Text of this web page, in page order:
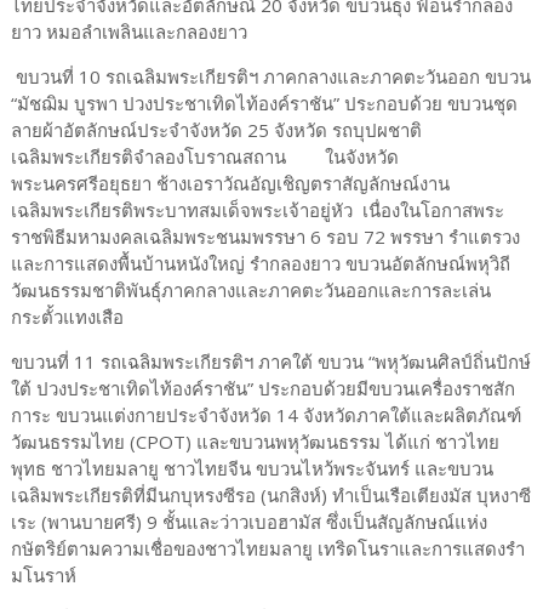
ยาว หมอลำเพลินและกลองยาว
ขบวนที่ 10 รถเฉลิมพระเกียรติฯ ภาคกลางและภาคตะวันออก ขบวน
“มัชฌิม บูรพา ปวงประชาเทิดไท้องค์ราชัน” ประกอบด้วย ขบวนชุด
ลายผ้าอัตลักษณ์ประจำจังหวัด 25 จังหวัด รถบุปผชาติ
เฉลิมพระเกียรติจำลองโบราณสถาน ในจังหวัด
พระนครศรีอยุธยา ช้างเอราวัณอัญเชิญตราสัญลักษณ์งาน
เฉลิมพระเกียรติพระบาทสมเด็จพระเจ้าอยู่หัว เนื่องในโอกาสพระ
ราชพิธีมหามงคลเฉลิมพระชนมพรรษา 6 รอบ 72 พรรษา รำแตรวง
และการแสดงพื้นบ้านหนังใหญ่ รำกลองยาว ขบวนอัตลักษณ์พหุวิถี
วัฒนธรรมชาติพันธุ์ภาคกลางและภาคตะวันออกและการละเล่น
กระตั้วแทงเสือ
ขบวนที่ 11 รถเฉลิมพระเกียรติฯ ภาคใต้ ขบวน “พหุวัฒนศิลป์ถิ่นปักษ์
ใต้ ปวงประชาเทิดไท้องค์ราชัน” ประกอบด้วยมีขบวนเครื่องราชสัก
การะ ขบวนแต่งกายประจำจังหวัด 14 จังหวัดภาคใต้และผลิตภัณฑ์
วัฒนธรรมไทย (CPOT) และขบวนพหุวัฒนธรรม ได้แก่ ชาวไทย
พุทธ ชาวไทยมลายู ชาวไทยจีน ขบวนไหว้พระจันทร์ และขบวน
เฉลิมพระเกียรติที่มีนกบุหรงซีรอ (นกสิงห์) ทำเป็นเรือเตียงมัส บุหงาซี
เระ (พานบายศรี) 9 ชั้นและว่าวเบอฮามัส ซึ่งเป็นสัญลักษณ์แห่ง
กษัตริย์ตามความเชื่อของชาวไทยมลายู เทริดโนราและการแสดงรำ
มโนราห์